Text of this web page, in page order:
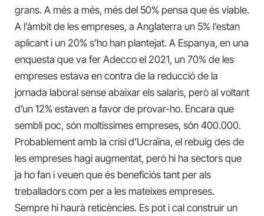
grans. A més a més, més del 50% pensa que és viable.
A l’àmbit de les empreses, a Anglaterra un 5% l’estan
aplicant i un 20% s’ho han plantejat. A Espanya, en una
enquesta que va fer Adecco el 2021, un 70% de les
empreses estava en contra de la reducció de la
jornada laboral sense abaixar els salaris, però al voltant
d’un 12% estaven a favor de provar-ho. Encara que
sembli poc, són moltíssimes empreses, són 400.000.
Probablement amb la crisi d’Ucraïna, el rebuig des de
les empreses hagi augmentat, però hi ha sectors que
ja ho fan i veuen que és beneficiós tant per als
treballadors com per a les mateixes empreses.
Sempre hi haurà reticències. Es pot i cal construir un